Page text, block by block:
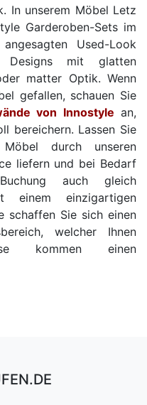
In unserem Möbel Letz
Garderoben-Sets im
Used-Look
mit glatten
matter Optik. Wenn
gefallen, schauen Sie
von Innostyle an,
bereichern. Lassen Sie
durch unseren
liefern und bei Bedarf
auch gleich
einem einzigartigen
schaffen Sie sich einen
welcher Ihnen
kommen einen